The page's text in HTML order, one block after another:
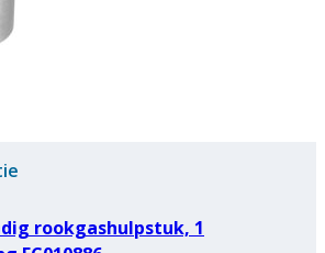
rookgashulpstuk, 1